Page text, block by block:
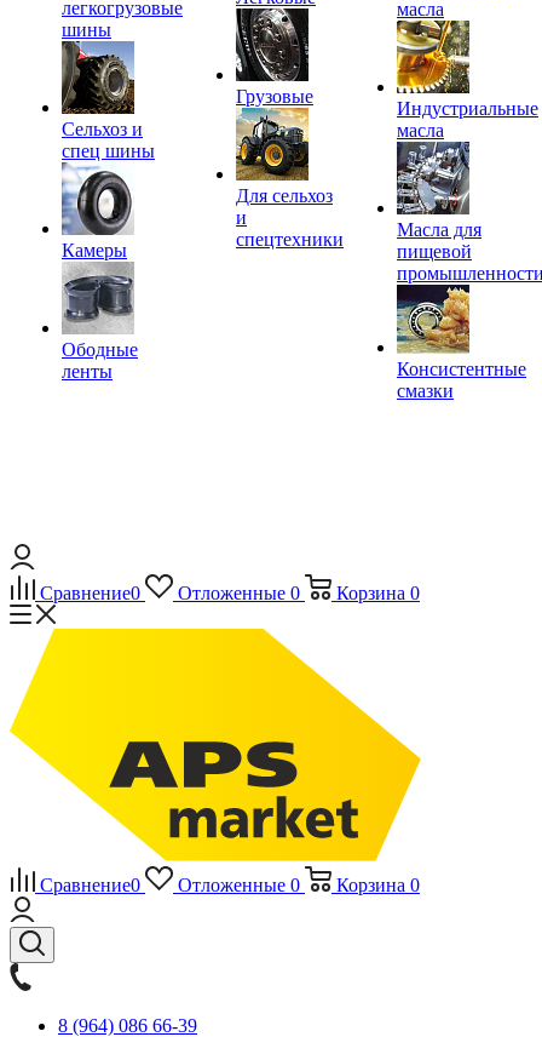
легкогрузовые
шины
Сельхоз и
спец шины
Камеры
Ободные
ленты
Грузовые
Для сельхоз
и
спецтехники
масла
Индустриальные
масла
Масла для
пищевой
Консистентные
смазки
Сравнение0 Отложенные 0 Корзина 0
Сравнение0 Отложенные 0 Корзина 0
8 (964) 086 66-39